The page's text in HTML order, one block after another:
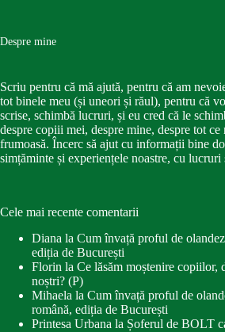
Despre mine
Scriu pentru că mă ajută, pentru că am
tot binele meu (și uneori și răul), pentru că
scrise, schimbă lucruri, și eu cred că le
despre copiii mei, despre mine, despre tot ce
frumoasă. Încerc să ajut cu informații bine
simțăminte și experiențele noastre, cu lucruri
Cele mai recente comentarii
Diana la Cum învață proful de
ediția de București
Florin la Ce lăsăm moștenire copiilor,
noștri? (P)
Mihaela la Cum învață proful de
română, ediția de București
Printesa Urbana la Șoferul de BOLT